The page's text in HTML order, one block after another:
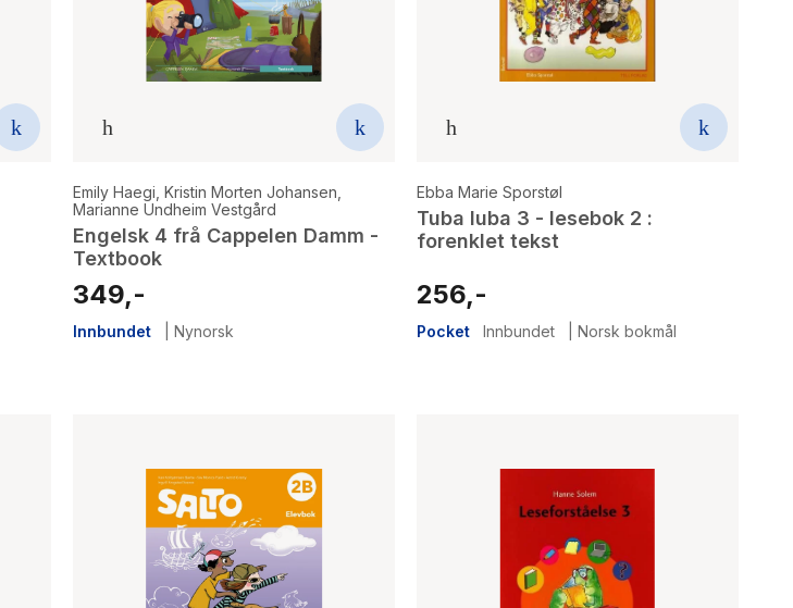
Emily Haegi, Kristin Morten Johansen,
Marianne Undheim Vestgård
Engelsk 4 frå Cappelen Damm -
Textbook
349,-
Innbundet Nynorsk
Ebba Marie Sporstøl
Tuba luba 3 - lesebok 2 :
forenklet tekst
256,-
Pocket Innbundet Norsk bokmål